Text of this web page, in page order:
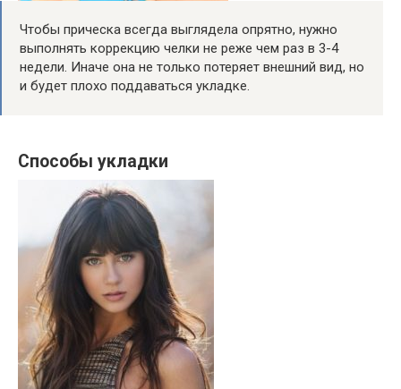
Чтобы прическа всегда выглядела опрятно, нужно
выполнять коррекцию челки не реже чем раз в 3-4
недели. Иначе она не только потеряет внешний вид, но
и будет плохо поддаваться укладке.
Способы укладки